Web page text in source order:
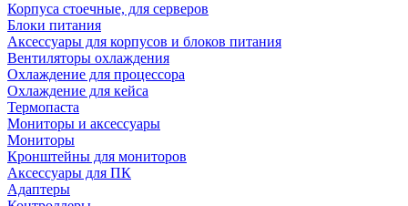
Корпуса стоечные, для серверов
Блоки питания
Аксессуары для корпусов и блоков питания
Вентиляторы охлаждения
Охлаждение для процессора
Охлаждение для кейса
Термопаста
Мониторы и аксессуары
Мониторы
Кронштейны для мониторов
Аксессуары для ПК
Адаптеры